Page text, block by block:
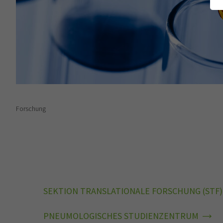
Forschung
SEKTION TRANSLATIONALE FORSCHUNG (STF)
PNEUMOLOGISCHES STUDIENZENTRUM